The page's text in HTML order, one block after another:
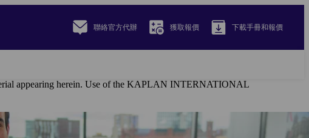
聯絡官方代辦 獲取報價 下載手冊和報價
appearing herein. Use of the KAPLAN INTERNATIONAL